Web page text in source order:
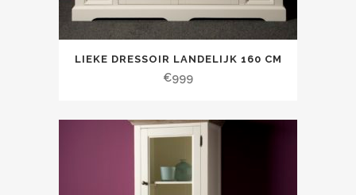
LIEKE DRESSOIR LANDELIJK 160 CM
€999